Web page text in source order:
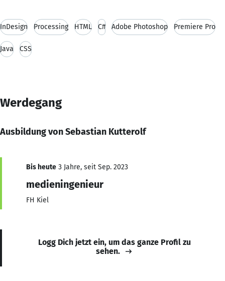
InDesign Processing HTML C# Adobe Photoshop Premiere Pro
Java CSS
Werdegang
Ausbildung von Sebastian Kutterolf
Bis heute 3 Jahre, seit Sep. 2023
medieningenieur
FH Kiel
Logg Dich jetzt ein, um das ganze Profil zu
sehen.